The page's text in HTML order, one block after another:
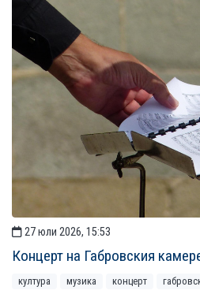
27 юли 2026, 15:53
Концерт на Габровския
култура музика концерт